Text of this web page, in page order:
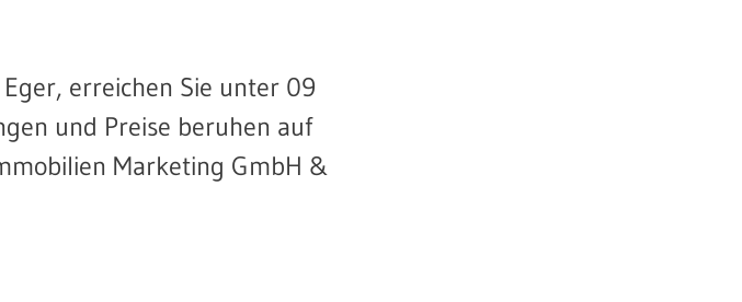
erreichen Sie unter 09
und Preise beruhen auf
Marketing GmbH &